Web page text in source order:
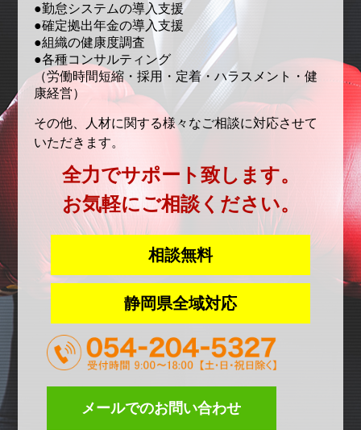
●勤怠システムの導入支援
●確定拠出年金の導入支援
●組織の健康度調査
●各種コンサルティング
（労働時間短縮・採用・定着・ハラスメント・健
康経営）
その他、人材に関する様々なご相談に対応させて
いただきます。
全力でサポート致します。
お気軽にご相談ください。
相談無料
静岡県全域対応
メールでのお問い合わせ